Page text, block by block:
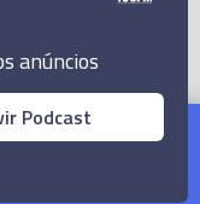
mínima
anúncios
Podcast